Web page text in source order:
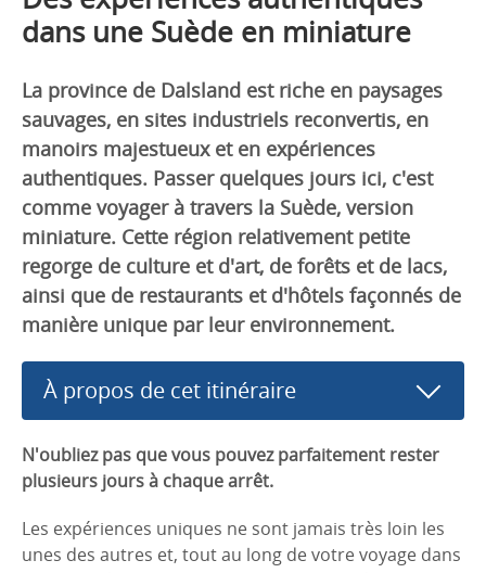
dans une Suède en miniature
La province de Dalsland est riche en paysages
sauvages, en sites industriels reconvertis, en
manoirs majestueux et en expériences
authentiques. Passer quelques jours ici, c'est
comme voyager à travers la Suède, version
miniature. Cette région relativement petite
regorge de culture et d'art, de forêts et de lacs,
ainsi que de restaurants et d'hôtels façonnés de
manière unique par leur environnement.
À propos de cet itinéraire
N'oubliez pas que vous pouvez parfaitement rester
plusieurs jours à chaque arrêt.
Les expériences uniques ne sont jamais très loin les
unes des autres et, tout au long de votre voyage dans